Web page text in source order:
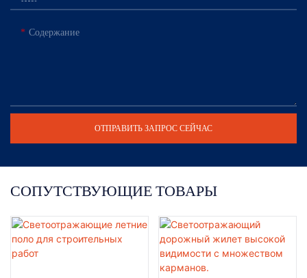
Содержание
ОТПРАВИТЬ ЗАПРОС СЕЙЧАС
СОПУТСТВУЮЩИЕ ТОВАРЫ